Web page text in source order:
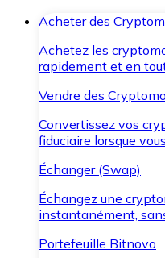
Acheter des
Achetez les
rapidement et en
Vendre des
Convertissez vos
fiduciaire lorsque
Échanger (Swap)
Échangez une
instantanément,
Portefeuille Bitnovo